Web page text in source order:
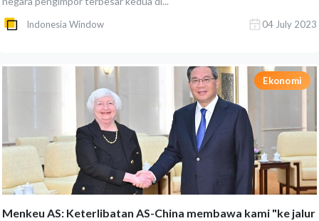
Indonesia Window 04 July 2023
Ekonomi
Menkeu AS: Keterlibatan AS-China membawa kami "ke jalur